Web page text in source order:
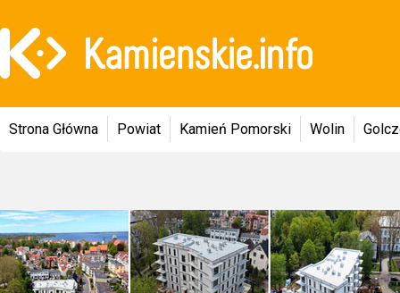
Strona Główna Powiat Kamień Pomorski Wolin